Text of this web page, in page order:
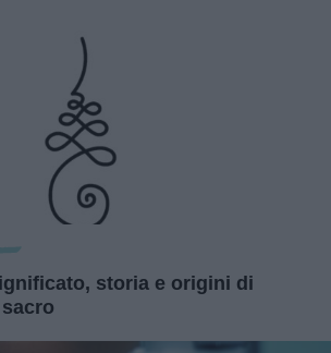
storia e origini di